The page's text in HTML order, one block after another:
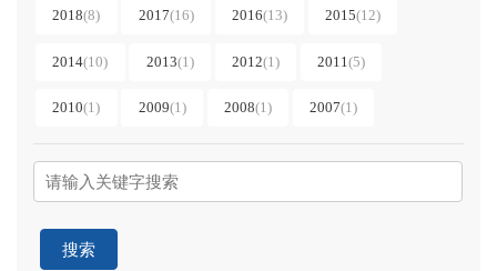
2018(8) 2017(16) 2016(13) 2015(12)
2014(10) 2013(1) 2012(1) 2011 (5)
2010(1) 2009(1) 2008(1) 2007(1)
搜索